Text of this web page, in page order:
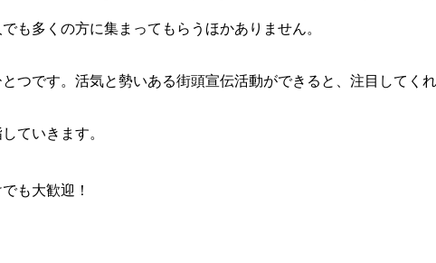
も多くの方に集まってもらうほかありません。
です。活気と勢いある街頭宣伝活動ができると、注目してく
ていきます。
も大歓迎！